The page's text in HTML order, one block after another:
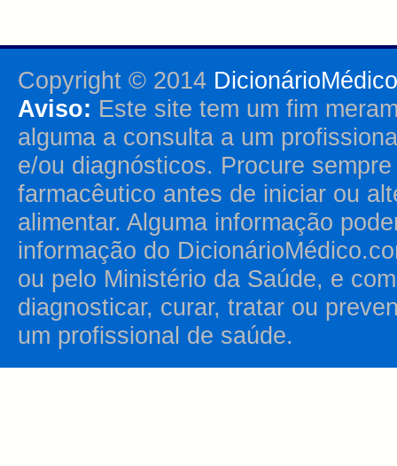
Copyright © 2014
Aviso: Este site tem um fim
alguma a consulta a um
e/ou diagnósticos. Procure
farmacêutico antes de iniciar ou
alimentar. Alguma informação
informação do
ou pelo Ministério da Saúde, e
diagnosticar, curar, tratar ou
um profissional de saúde.